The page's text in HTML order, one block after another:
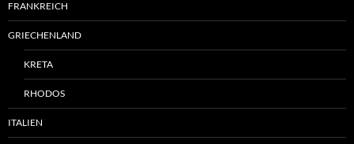
FRANKREICH
GRIECHENLAND
KRETA
RHODOS
ITALIEN